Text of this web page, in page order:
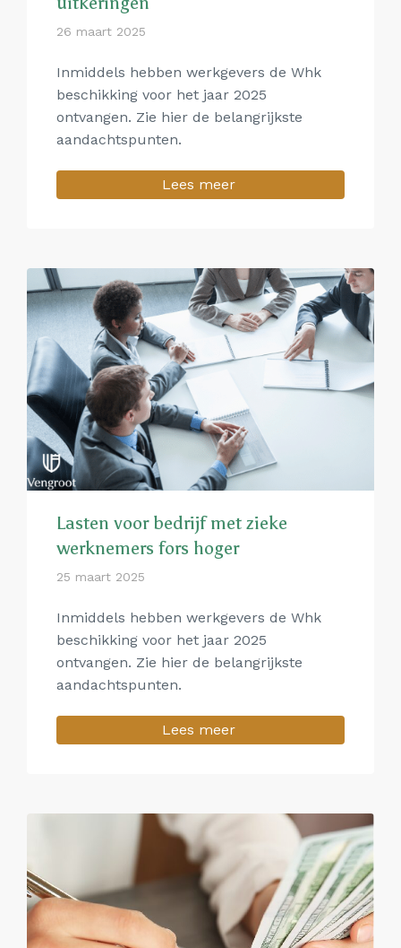
26 maart 2025
Inmiddels hebben werkgevers de Whk
beschikking voor het jaar 2025
ontvangen. Zie hier de belangrijkste
aandachtspunten.
Lees meer
Lasten voor bedrijf met zieke
werknemers fors hoger
25 maart 2025
Inmiddels hebben werkgevers de Whk
beschikking voor het jaar 2025
ontvangen. Zie hier de belangrijkste
aandachtspunten.
Lees meer